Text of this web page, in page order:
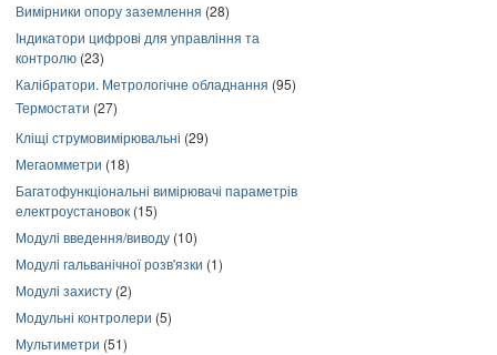
Вимірники опору заземлення (28)
Індикатори цифрові для управління та
контролю (23)
Калібратори. Метрологічне обладнання (95)
Термостати (27)
Кліщі струмовимірювальні (29)
Мегаомметри (18)
Багатофункціональні вимірювачі параметрів
електроустановок (15)
Модулі введення/виводу (10)
Модулі гальванічної розв'язки (1)
Модулі захисту (2)
Модульні контролери (5)
Мультиметри (51)